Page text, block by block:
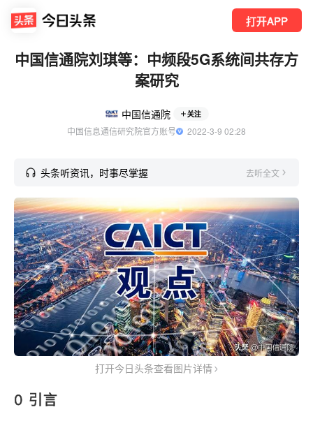
打开APP
中国信通院刘琪等：中频段5G系统间共存方
案研究
中国信通院 关注
中国信息通信研究院官方账号
  2022-3-9 02:28
头条听资讯，时事尽掌握 去听全文
打开今日头条查看图片详情
0 引言